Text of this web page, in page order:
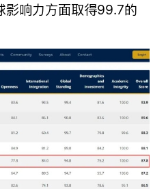
影响力方面取得99.7的